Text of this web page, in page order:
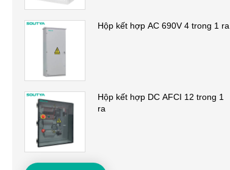
Hộp kết hợp AC 690V 4 trong 1 ra
Hộp kết hợp DC AFCI 12 trong 1
ra